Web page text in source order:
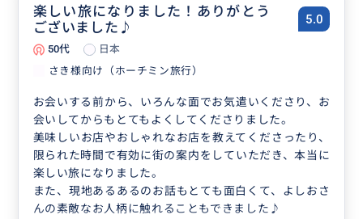
楽しい旅になりました！ありがとう
ございました♪
5.0
50代
日本
さき様向け（ホーチミン旅行）
お会いする前から、いろんな面でお気遣いくださり、お
会いしてからもとてもよくしてくださりました。
美味しいお店やおしゃれなお店を教えてくださったり、
限られた時間で有効に街の案内をしていただき、本当に
楽しい旅になりました。
また、現地あるあるのお話もとても面白くて、よしおさ
んの素敵なお人柄に触れることもできました♪